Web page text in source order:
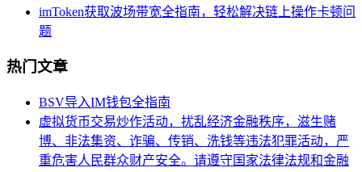
imToken获取波场带宽全指南，轻松解决链上操作卡顿问
题
热门文章
BSV导入IM钱包全指南
虚拟货币交易炒作活动，扰乱经济金融秩序，滋生赌
博、非法集资、诈骗、传销、洗钱等违法犯罪活动，严
重危害人民群众财产安全。请遵守国家法律法规和金融